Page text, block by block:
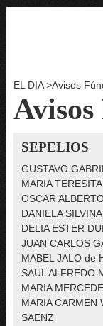
EL DIA >Avisos
SEPELIOS
GUSTAVO
MARIA
OSCAR
DANIELA
DELIA ESTER
JUAN CARLOS
MABEL JALO de
SAUL ALFREDO
MARIA
MARIA CARMEN
SAENZ